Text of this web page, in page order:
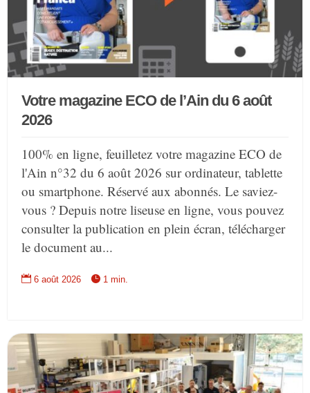
Votre magazine ECO de l’Ain du 6 août
2026
100% en ligne, feuilletez votre magazine ECO de
l'Ain n°32 du 6 août 2026 sur ordinateur, tablette
ou smartphone. Réservé aux abonnés. Le saviez-
vous ? Depuis notre liseuse en ligne, vous pouvez
consulter la publication en plein écran, télécharger
le document au...
 6 août 2026  1 min.